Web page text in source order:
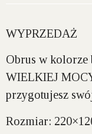
WYPRZEDAŻ
Obrus w kolorze
WIELKIEJ
przygotujesz
Rozmiar: